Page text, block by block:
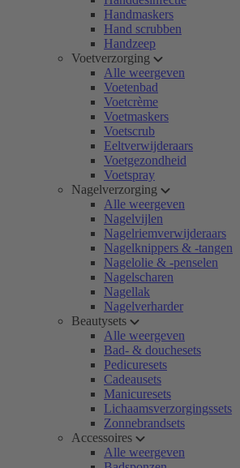
Handmaskers
Hand scrubben
Handzeep
Voetverzorging
Alle weergeven
Voetenbad
Voetcrème
Voetmaskers
Voetscrub
Eeltverwijderaars
Voetgezondheid
Voetspray
Nagelverzorging
Alle weergeven
Nagelvijlen
Nagelriemverwijderaars
Nagelknippers & -tangen
Nagelolie & -penselen
Nagelscharen
Nagellak
Nagelverharder
Beautysets
Alle weergeven
Bad- & douchesets
Pedicuresets
Cadeausets
Manicuresets
Lichaamsverzorgingssets
Zonnebrandsets
Accessoires
Alle weergeven